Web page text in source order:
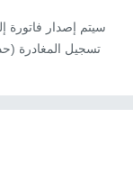
تسجيل المغادرة